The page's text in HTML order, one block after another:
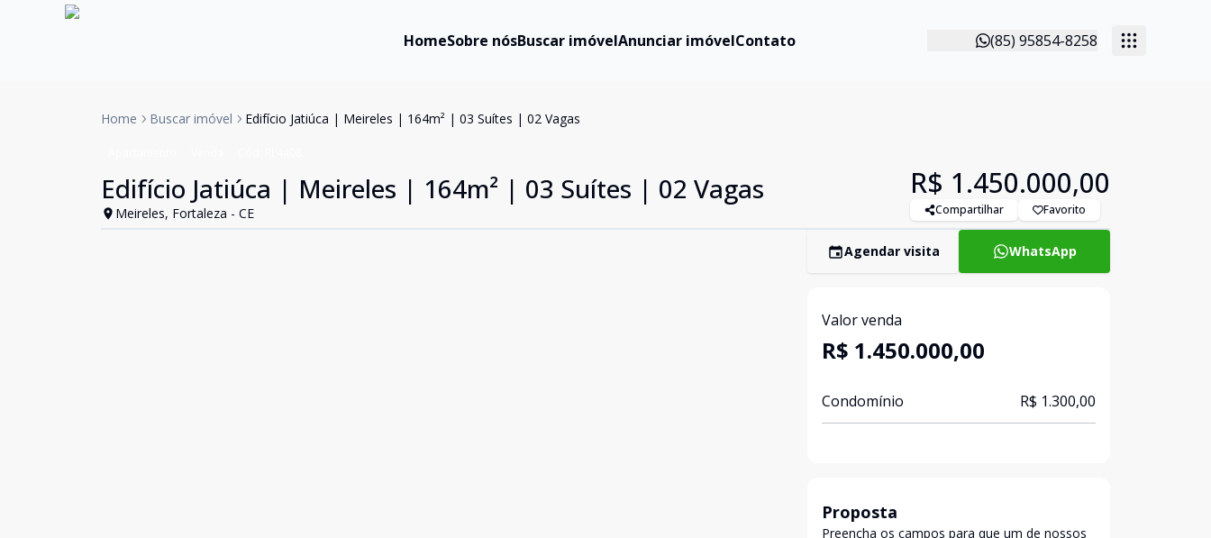
HomeSobre nósBuscar imóvelAnunciar imóvelContato (85) 95854-8258
Home Buscar imóvel Edifício Jatiúca | Meireles | 164m² | 03 Suítes | 02 Vagas
Edifício Jatiúca | Meireles | 164m² | 03 Suítes | 02 Vagas
Meireles, Fortaleza - CE
R$ 1.450.000,00
Compartilhar Favorito
Agendar visita WhatsApp
Valor venda
R$ 1.450.000,00
Condomínio R$ 1.300,00
Proposta
Preencha os campos para que um de nossos